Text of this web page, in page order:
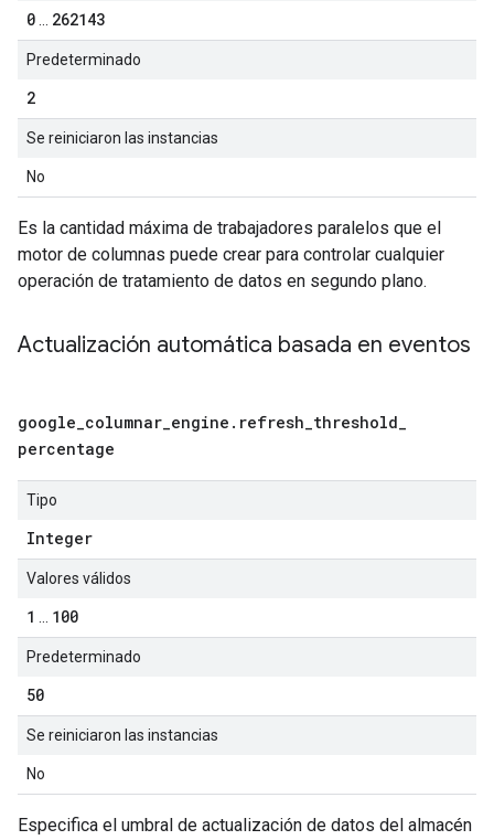
0 262143
Predeterminado
2
Se reiniciaron las instancias
No
Es la cantidad máxima de trabajadores paralelos que el
motor de columnas puede crear para controlar cualquier
operación de tratamiento de datos en segundo plano.
Actualización automática basada en eventos
google_columnar_engine . refresh_threshold_
percentage
Tipo
Integer
Valores válidos
1 100
Predeterminado
50
Se reiniciaron las instancias
No
Especifica el umbral de actualización de datos del almacén